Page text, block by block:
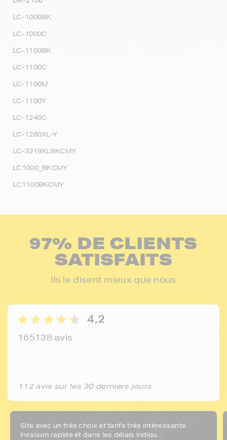
LC-1000BK
LC-1000C
LC-1100BK
LC-1100C
LC-1100M
LC-1100Y
LC-1240C
LC-1280XL-Y
LC-3219XLBKCMY
LC1000_BKCMY
LC1100BKCMY
97% DE CLIENTS
SATISFAITS
Ils le disent mieux que nous
4,2
165138 avis
112 avis sur les 30 derniers jours
Site avec un très choix et tarifs très intéressants
livraison rapide et dans les délais indiqu...